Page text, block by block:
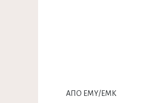
ΑΠΟ ΕΜΥ/ΕΜΚ